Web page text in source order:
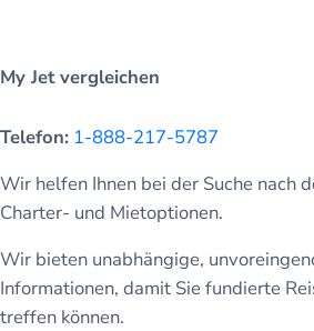
My Jet vergleichen
Telefon: 1-888-217-5787
Wir helfen Ihnen bei der Suche nach
Charter- und Mietoptionen.
Wir bieten unabhängige,
Informationen, damit Sie fundierte
treffen können.